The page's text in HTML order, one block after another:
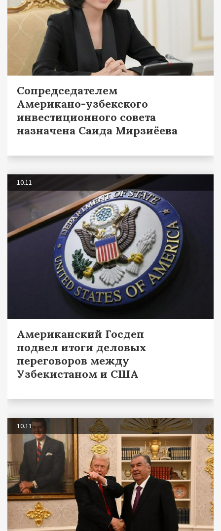
Сопредседателем
Американо-узбекского
инвестиционного совета
назначена Саида Мирзиёева
10.11
Американский Госдеп
подвел итоги деловых
переговоров между
Узбекистаном и США
10.11